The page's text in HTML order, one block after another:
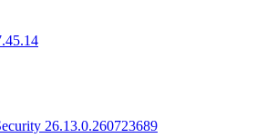
26.13.0.260723689